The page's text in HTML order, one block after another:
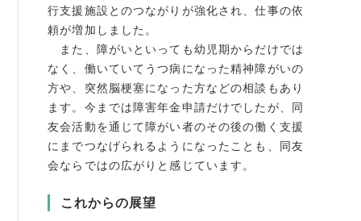
行支援施設とのつながりが強化され、仕事の依
頼が増加しました。
また、障がいといっても幼児期からだけでは
なく、働いていてうつ病になった精神障がいの
方や、突然脳梗塞になった方などの相談もあり
ます。今までは障害年金申請だけでしたが、同
友会活動を通じて障がい者のその後の働く支援
にまでつなげられるようになったことも、同友
会ならではの広がりと感じています。
これからの展望